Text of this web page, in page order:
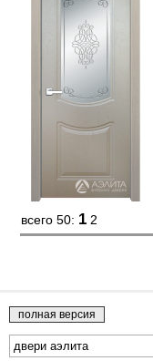
всего 50: 1 2